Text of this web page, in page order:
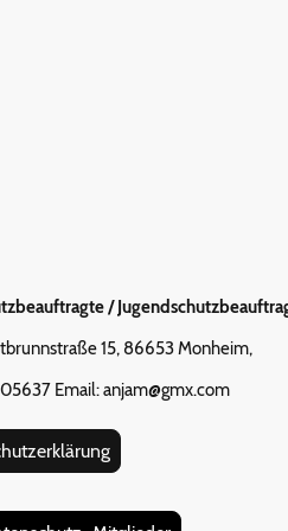
/
15, 86653 Monheim,
Email: anjam@gmx.com